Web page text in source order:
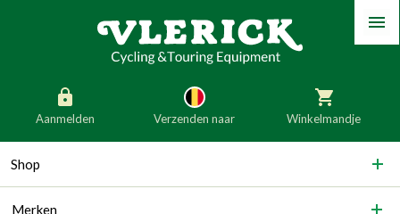
Aanmelden Verzenden naar
België
Duitsland
Winkelmandje
generic_skip_language
Menu
Shop
Merken